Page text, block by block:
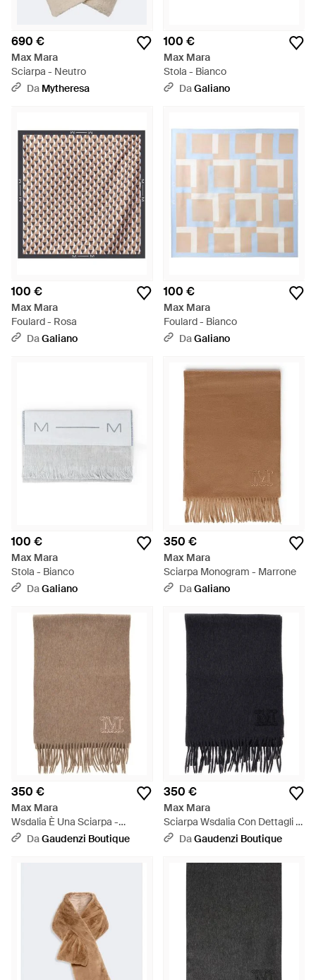
690 €
Max Mara
Sciarpa - Neutro
Da Mytheresa
100 €
Max Mara
Stola - Bianco
DaGaliano
100 €
Max Mara
Foulard - Rosa
DaGaliano
100 €
Max Mara
Foulard - Bianco
DaGaliano
100 €
Max Mara
Stola - Bianco
DaGaliano
350 €
Max Mara
Sciarpa Monogram - Marrone
DaGaliano
350 €
Max Mara
Wsdalia È Una Sciarpa -
Marrone
DaGaudenzi Boutique
350 €
Max Mara
Sciarpa Wsdalia Con Dettagli -
Blu DaGaudenzi Boutique